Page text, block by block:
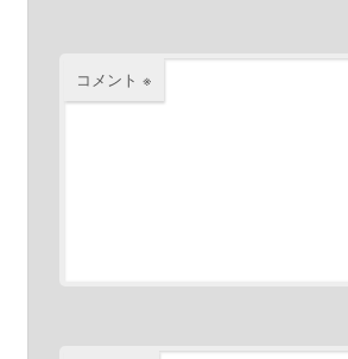
コメント ※